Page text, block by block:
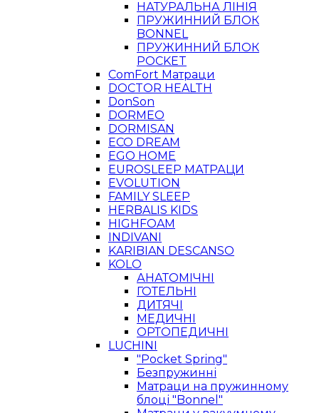
НАТУРАЛЬНА ЛІНІЯ
ПРУЖИННИЙ БЛОК
BONNEL
ПРУЖИННИЙ БЛОК
POCKET
ComFort Матраци
DOCTOR HEALTH
DonSon
DORMEO
DORMISAN
ECO DREAM
EGO HOME
EUROSLEEP МАТРАЦИ
EVOLUTION
FAMILY SLEEP
HERBALIS KIDS
HIGHFOAM
INDIVANI
KARIBIAN DESCANSO
KOLO
АНАТОМІЧНІ
ГОТЕЛЬНІ
ДИТЯЧІ
МЕДИЧНІ
ОРТОПЕДИЧНІ
LUCHINI
"Pocket Spring"
Безпружинні
Матраци на пружинному
блоці "Bonnel"